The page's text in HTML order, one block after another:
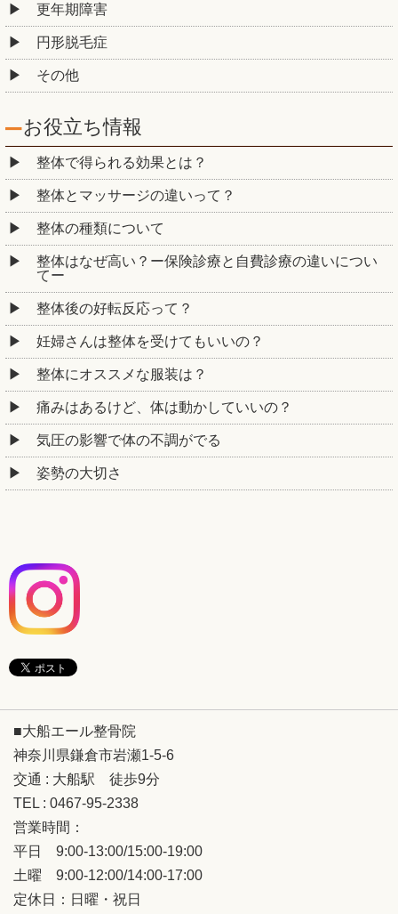
更年期障害
円形脱毛症
その他
お役立ち情報
整体で得られる効果とは？
整体とマッサージの違いって？
整体の種類について
整体はなぜ高い？ー保険診療と自費診療の違いについ
てー
整体後の好転反応って？
妊婦さんは整体を受けてもいいの？
整体にオススメな服装は？
痛みはあるけど、体は動かしていいの？
気圧の影響で体の不調がでる
姿勢の大切さ
■大船エール整骨院
神奈川県鎌倉市岩瀬1-5-6
交通 : 大船駅 徒歩9分
TEL : 0467-95-2338
営業時間：
平日 9:00-13:00/15:00-19:00
土曜 9:00-12:00/14:00-17:00
定休日：日曜・祝日